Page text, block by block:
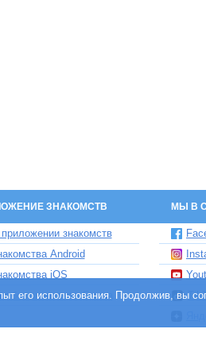
ЗНАКОМСТВ МЫ В
знакомств
Android
iOS
бот знакомств Елена
его использования. Продолжив, вы